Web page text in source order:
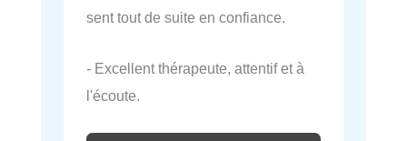
sent tout de suite en confiance.
- Excellent thérapeute, attentif et à
l'écoute.